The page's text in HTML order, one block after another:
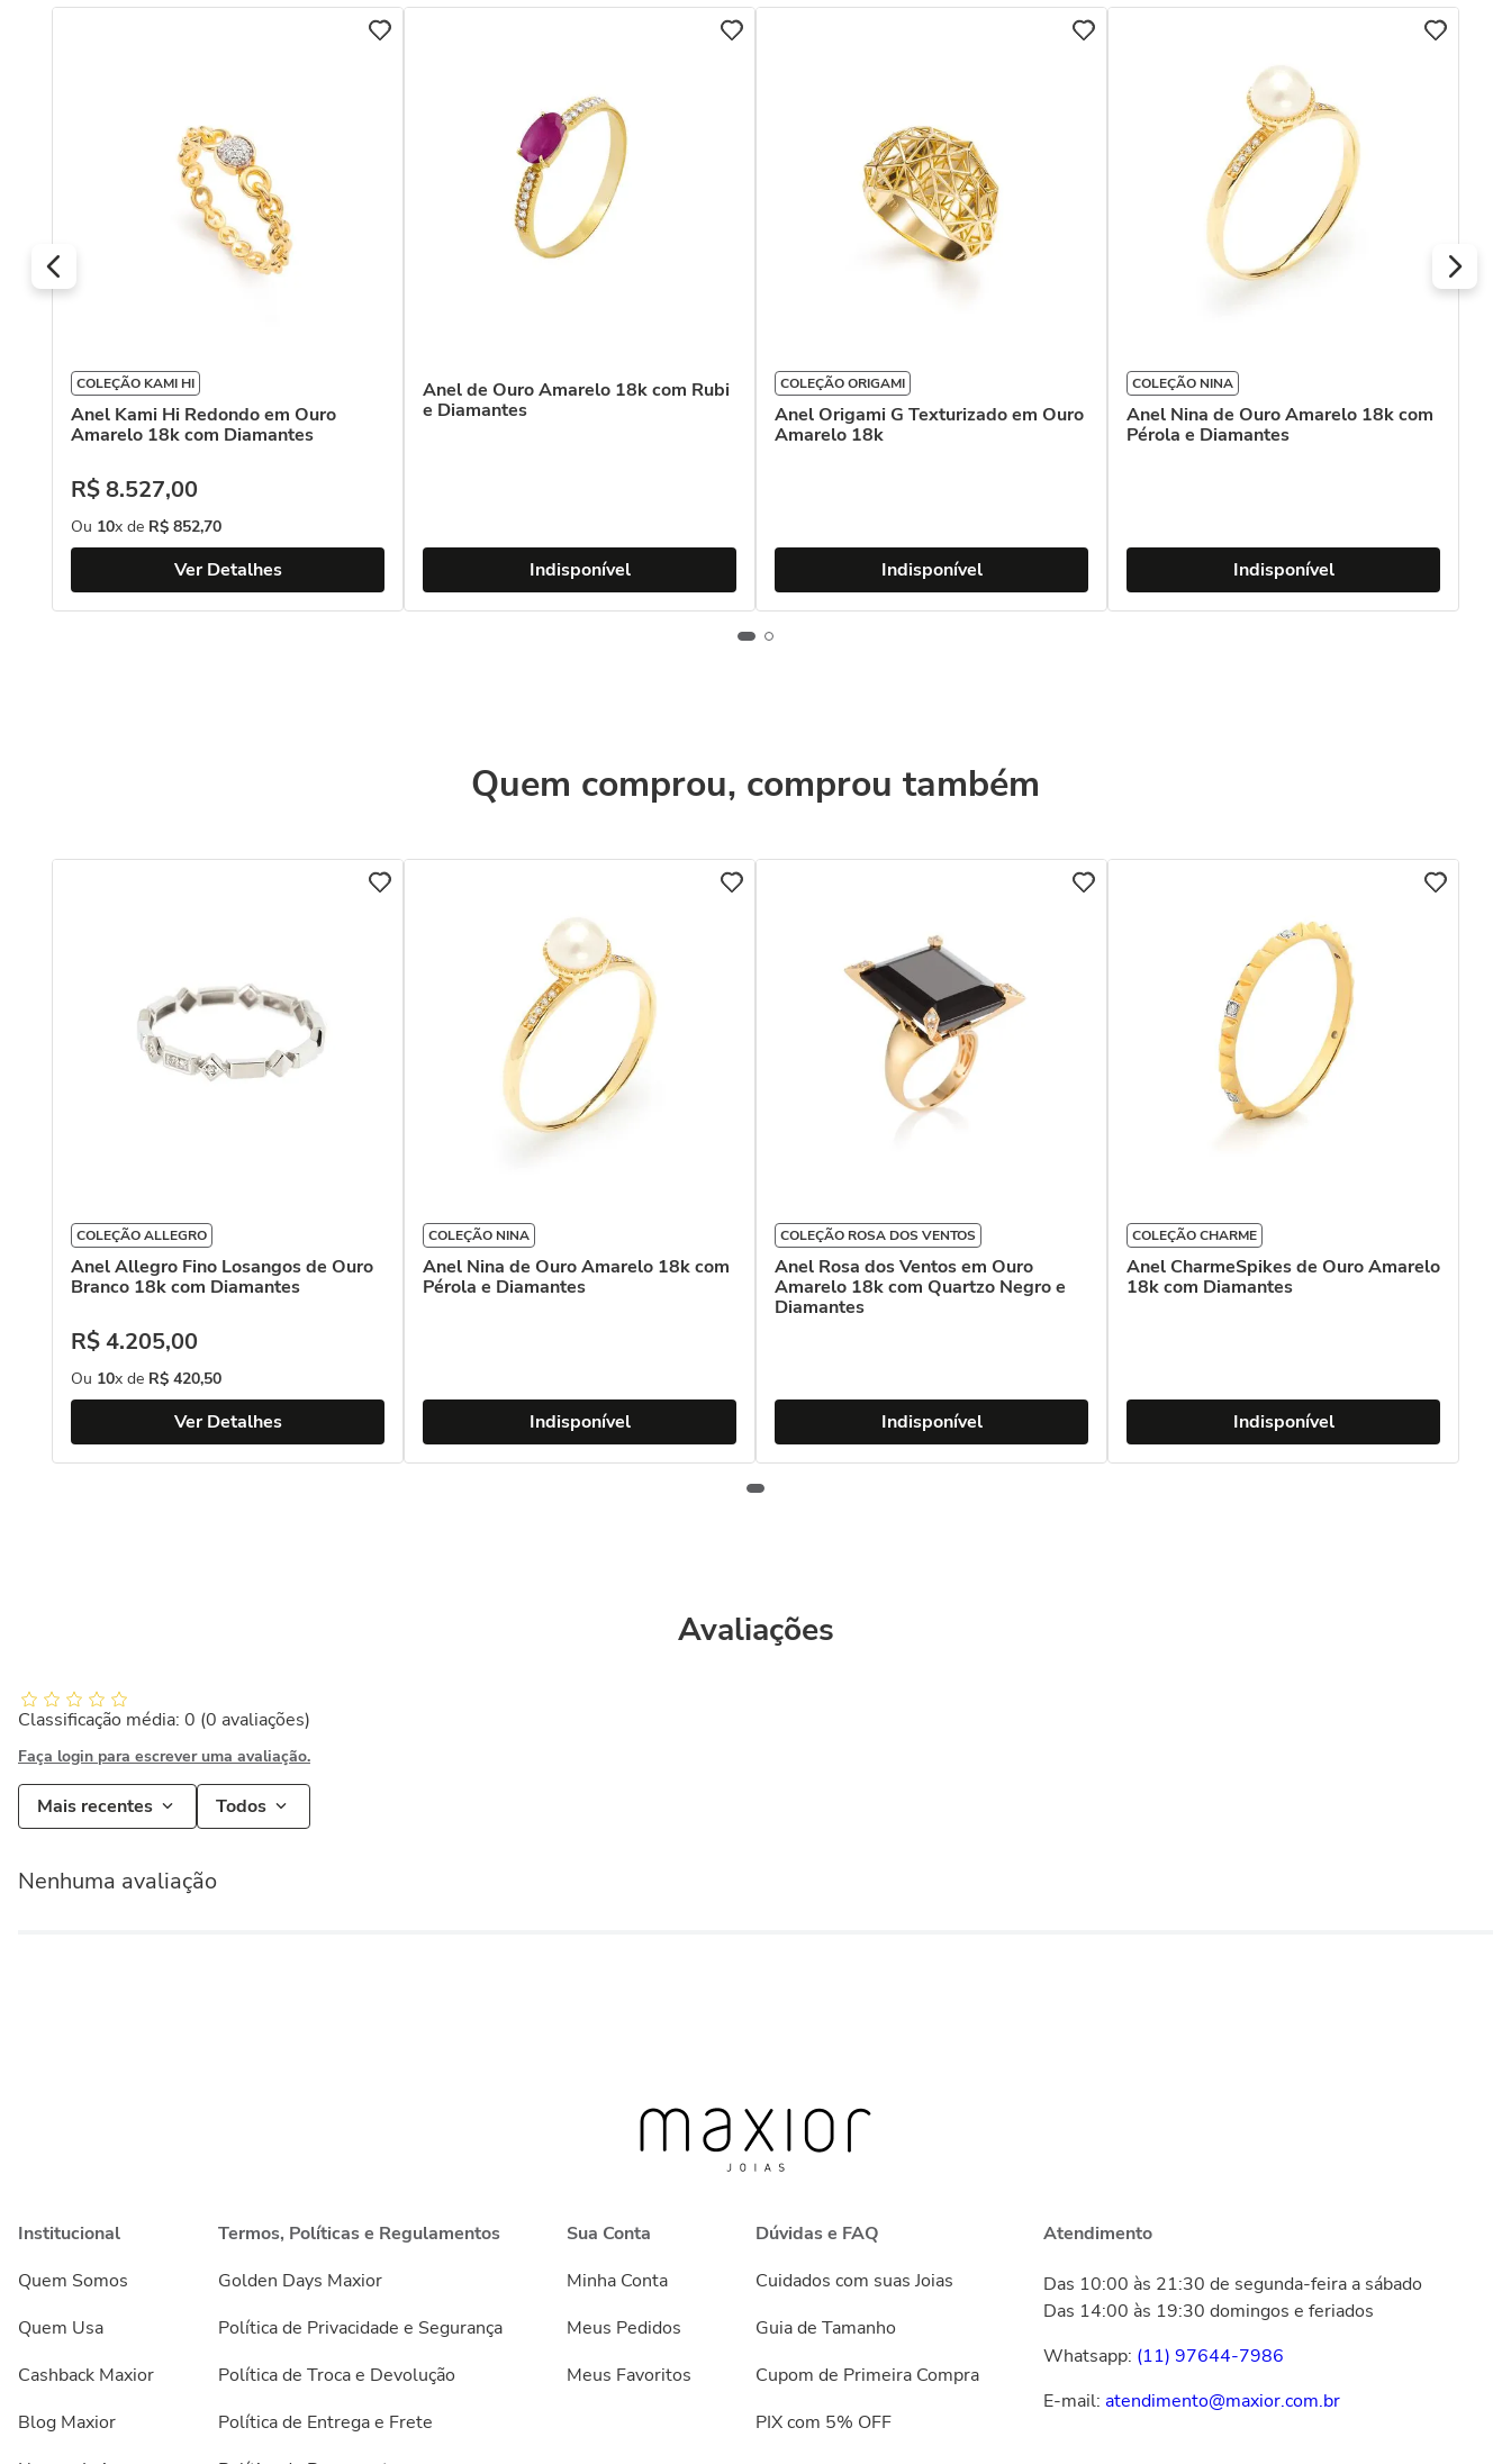
COLEÇÃO KAMI HI
Anel Kami Hi Redondo em Ouro
Amarelo 18k com Diamantes
R$8.527,00
Ou 10x de R$ 852,70
Ver Detalhes
Anel de Ouro Amarelo 18k com Rubi
e Diamantes
Indisponível
COLEÇÃO ORIGAMI
Anel Origami G Texturizado em Ouro
Amarelo 18k
Indisponível
COLEÇÃO NINA
Anel Nina de Ouro Amarelo 18k com
Pérola e Diamantes
Indisponível
Quem comprou, comprou também
COLEÇÃO ALLEGRO
Anel Allegro Fino Losangos de Ouro
Branco 18k com Diamantes
R$4.205,00
Ou 10x de R$ 420,50
Ver Detalhes
COLEÇÃO NINA
Anel Nina de Ouro Amarelo 18k com
Pérola e Diamantes
Indisponível
COLEÇÃO ROSA DOS VENTOS
Anel Rosa dos Ventos em Ouro
Amarelo 18k com Quartzo Negro e
Diamantes
Indisponível
COLEÇÃO CHARME
Anel CharmeSpikes de Ouro Amarelo
18k com Diamantes
Indisponível
Avaliações
Classificação média: 0 (0 avaliações)
Faça login para escrever uma avaliação.
Mais recentes Todos
Nenhuma avaliação
Institucional
Quem Somos
Quem Usa
Cashback Maxior
Blog Maxior
Termos, Políticas e Regulamentos
Golden Days Maxior
Política de Privacidade e Segurança
Política de Troca e Devolução
Política de Entrega e Frete
Sua Conta
Minha Conta
Meus Pedidos
Meus Favoritos
Dúvidas e FAQ
Cuidados com suas Joias
Guia de Tamanho
Cupom de Primeira Compra
PIX com 5% OFF
Atendimento
Das 10:00 às 21:30 de segunda-feira a sábado
Das 14:00 às 19:30 domingos e feriados
Whatsapp: (11) 97644-7986
E-mail: atendimento@maxior.com.br